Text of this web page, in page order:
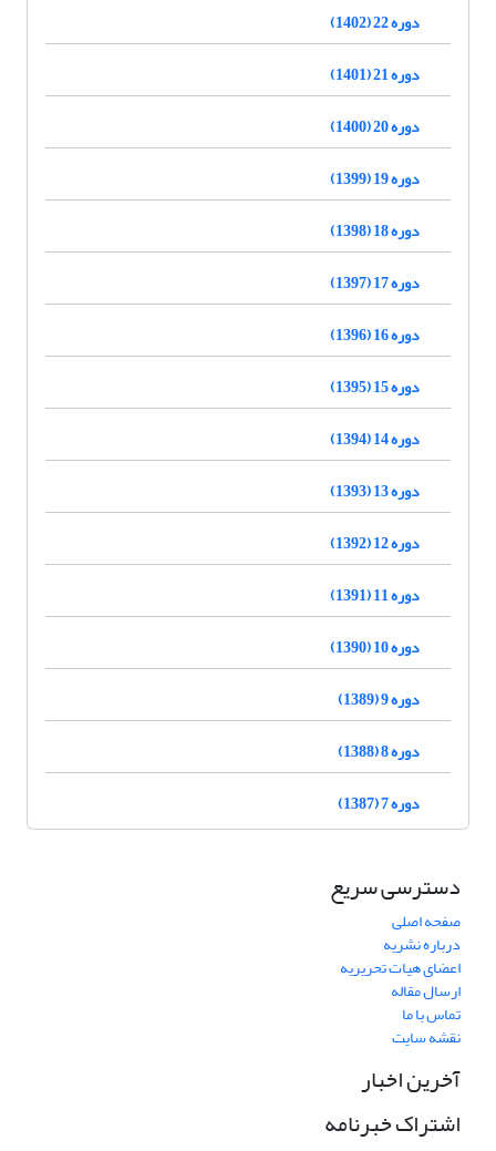
دوره 22 (1402)
دوره 21 (1401)
دوره 20 (1400)
دوره 19 (1399)
دوره 18 (1398)
دوره 17 (1397)
دوره 16 (1396)
دوره 15 (1395)
دوره 14 (1394)
دوره 13 (1393)
دوره 12 (1392)
دوره 11 (1391)
دوره 10 (1390)
دوره 9 (1389)
دوره 8 (1388)
دوره 7 (1387)
دسترسی سریع
صفحه اصلی
درباره نشریه
اعضای هیات تحریریه
ارسال مقاله
تماس با ما
نقشه سایت
آخرین اخبار
اشتراک خبرنامه